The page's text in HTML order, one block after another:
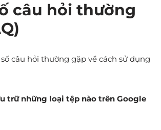
câu hỏi thường
câu hỏi thường gặp về cách sử dụng
trữ những loại tệp nào trên Google